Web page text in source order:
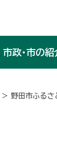
市政・市の紹
> 野田市ふるさ